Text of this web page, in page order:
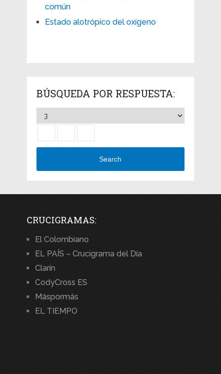
común
Estado alotrópico del oxígeno
BÚSQUEDA POR RESPUESTA:
Search
CRUCIGRAMAS:
El Colombiano
EL PAÍS – Crucigrama del Día
Clarín
CodyCross ES
Máspormás
EL TIEMPO